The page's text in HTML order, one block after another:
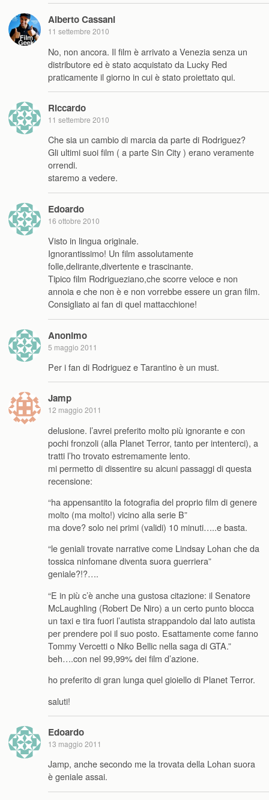
Alberto Cassani
11 settembre 2010
No, non ancora. Il film è arrivato a Venezia senza un
distributore ed è stato acquistato da Lucky Red
praticamente il giorno in cui è stato proiettato qui.
Riccardo
11 settembre 2010
Che sia un cambio di marcia da parte di Rodriguez?
Gli ultimi suoi film ( a parte Sin City ) erano veramente
orrendi.
staremo a vedere.
Edoardo
16 ottobre 2010
Visto in lingua originale.
Ignorantissimo! Un film assolutamente
folle,delirante,divertente e trascinante.
Tipico film Rodrigueziano,che scorre veloce e non
annoia e che non è e non vorrebbe essere un gran film.
Consigliato ai fan di quel mattacchione!
Anonimo
5 maggio 2011
Per i fan di Rodriguez e Tarantino è un must.
Jamp
12 maggio 2011
delusione. l’avrei preferito molto più ignorante e con
pochi fronzoli (alla Planet Terror, tanto per intenterci), a
tratti l’ho trovato estremamente lento.
mi permetto di dissentire su alcuni passaggi di questa
recensione:
“ha appensantito la fotografia del proprio film di genere
molto (ma molto!) vicino alla serie B”
ma dove? solo nei primi (validi) 10 minuti…..e basta.
“le geniali trovate narrative come Lindsay Lohan che da
tossica ninfomane diventa suora guerriera”
geniale?!?….
“E in più c’è anche una gustosa citazione: il Senatore
McLaughling (Robert De Niro) a un certo punto blocca
un taxi e tira fuori l’autista strappandolo dal lato autista
per prendere poi il suo posto. Esattamente come fanno
Tommy Vercetti o Niko Bellic nella saga di GTA.”
beh….con nel 99,99% dei film d’azione.
ho preferito di gran lunga quel gioiello di Planet Terror.
saluti!
Edoardo
13 maggio 2011
Jamp, anche secondo me la trovata della Lohan suora
è geniale assai.